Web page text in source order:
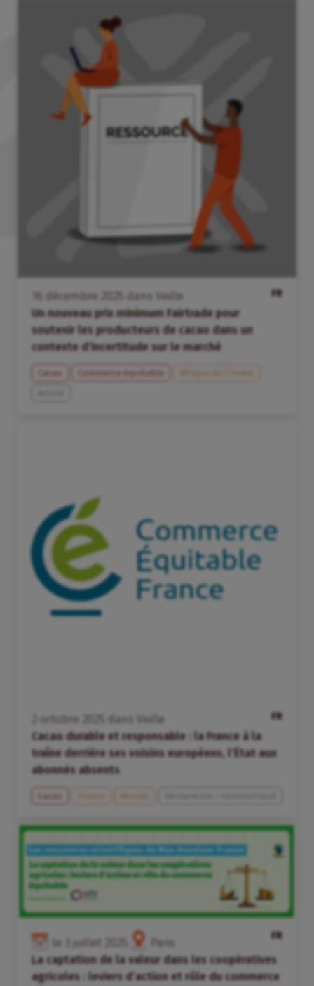
FR
décembre dans
Veille
Un nouveau prix minimum Fairtrade pour
soutenir les producteurs de cacao dans un
contexte d’incertitude sur le marché
Cacao Commerce équitable
Afrique de l’Ouest
FR
octobre dans
Veille
Cacao durable et responsable : la France à la
traîne derrière ses voisins européens, l’État aux
abonnés absents
Cacao France Monde
FR
le juillet
Paris
La captation de la valeur dans les coopératives
agricoles : leviers d’action et rôle du commerce